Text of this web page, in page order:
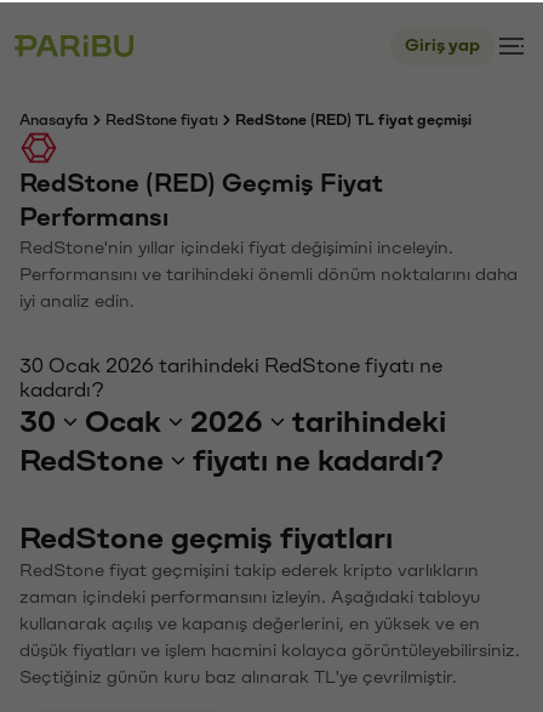
Giriş yap
Anasayfa RedStone fiyatı RedStone (RED) TL fiyat geçmişi
RedStone (RED) Geçmiş Fiyat
Performansı
RedStone'nin yıllar içindeki fiyat değişimini inceleyin.
Performansını ve tarihindeki önemli dönüm noktalarını daha
iyi analiz edin.
30 Ocak 2026 tarihindeki RedStone fiyatı ne
kadardı?
30 Ocak 2026
tarihindeki
RedStone
fiyatı ne kadardı?
RedStone geçmiş fiyatları
RedStone fiyat geçmişini takip ederek kripto varlıkların
zaman içindeki performansını izleyin. Aşağıdaki tabloyu
kullanarak açılış ve kapanış değerlerini, en yüksek ve en
düşük fiyatları ve işlem hacmini kolayca görüntüleyebilirsiniz.
Seçtiğiniz günün kuru baz alınarak TL'ye çevrilmiştir.